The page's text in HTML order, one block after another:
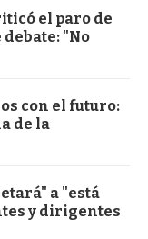
el paro de
"No
con el futuro:
de la
a "está
y dirigentes